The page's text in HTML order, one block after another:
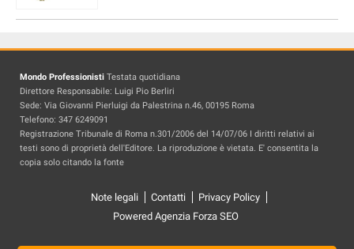
Mondo Professionisti Testata quotidiana
Direttore Responsabile: Luigi Pio Berliri
Sede: Via Giovanni Pierluigi da Palestrina n.46, 00195 Roma
Telefono: 347 6249091
Registrazione Tribunale di Roma n.301/2006 del 14/07/06 I diritti relativi ai
testi sono di proprietà dell'Editore. La riproduzione è vietata. E' consentita la
copia solo citando la fonte
Note legali Contatti
Privacy Policy
Powered Agenzia Forza SEO